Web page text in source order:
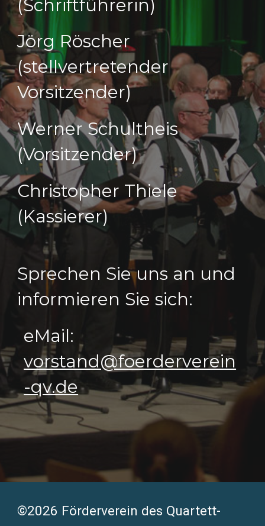
(Schriftführerin)
Jörg Röscher
(stellvertretender
Vorsitzender)
Werner Schultheis
(Vorsitzender)
Christopher Thiele
(Kassierer)
Sprechen Sie uns an und
informieren Sie sich:
eMail:
vorstand@foerderverein
-qv.de
©2026 Förderverein des Quartett-